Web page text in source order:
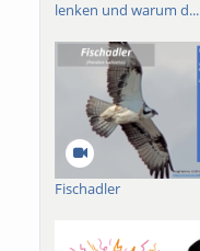
lenken und warum d...
Fischadler